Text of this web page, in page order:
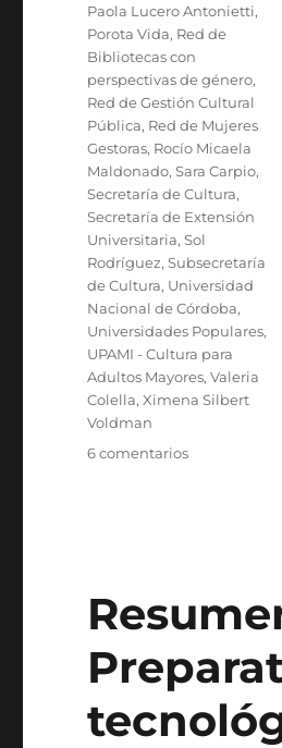
Paola Lucero Antonietti,
Porota Vida, Red de
Bibliotecas con
perspectivas de género,
Red de Gestión Cultural
Pública, Red de Mujeres
Gestoras, Rocío Micaela
Maldonado,Sara Carpio,
Secretaría de Cultura,
Secretaría de Extensión
Universitaria,Sol
Rodríguez,Subsecretaría
de Cultura, Universidad
Nacional de Córdoba,
Universidades Populares,
UPAMI - Cultura para
Adultos Mayores,Valeria
Colella,Ximena Silbert
Voldman
6 comentariosen